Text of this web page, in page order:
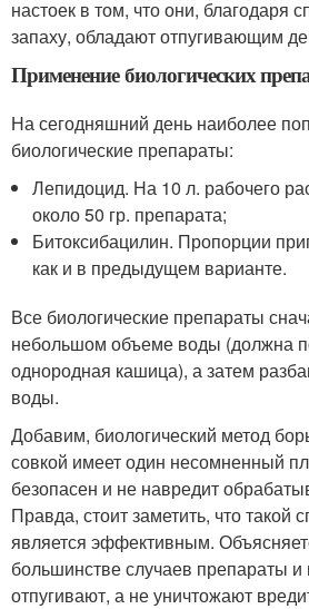
настоек в том, что они, благодаря
запаху, обладают отпугивающим
Применение биологических
На сегодняшний день наиболее
биологические препараты:
Лепидоцид. На 10 л. рабочего
около 50 гр. препарата;
Битоксибацилин. Пропорции
как и в предыдущем варианте.
Все биологические препараты
небольшом объеме воды (должна
однородная кашица), а затем
воды.
Добавим, биологический метод
совкой имеет один несомненный
безопасен и не навредит
Правда, стоит заметить, что такой
является эффективным.
большинстве случаев препараты и
отпугивают, а не уничтожают